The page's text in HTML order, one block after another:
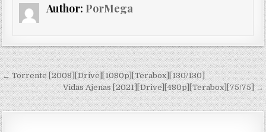
Author: PorMega
Navegación de entradas
← Torrente [2008][Drive][1080p][Terabox][130/130]
Vidas Ajenas [2021][Drive][480p][Terabox][75/75] →